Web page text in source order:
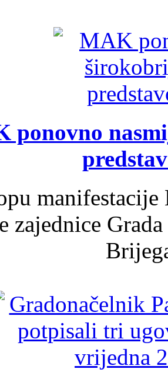
ponovno
zajednice